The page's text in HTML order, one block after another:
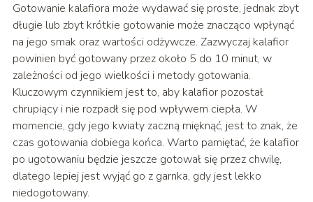
Gotowanie kalafiora może wydawać się proste, jednak zbyt
długie lub zbyt krótkie gotowanie może znacząco wpłynąć
na jego smak oraz wartości odżywcze. Zazwyczaj kalafior
powinien być gotowany przez około 5 do 10 minut, w
zależności od jego wielkości i metody gotowania.
Kluczowym czynnikiem jest to, aby kalafior pozostał
chrupiący i nie rozpadł się pod wpływem ciepła. W
momencie, gdy jego kwiaty zaczną mięknąć, jest to znak, że
czas gotowania dobiega końca. Warto pamiętać, że kalafior
po ugotowaniu będzie jeszcze gotował się przez chwilę,
dlatego lepiej jest wyjąć go z garnka, gdy jest lekko
niedogotowany.